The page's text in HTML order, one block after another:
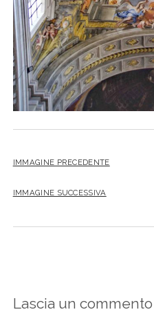
IMMAGINE PRECEDENTE
IMMAGINE SUCCESSIVA
Lascia un commento